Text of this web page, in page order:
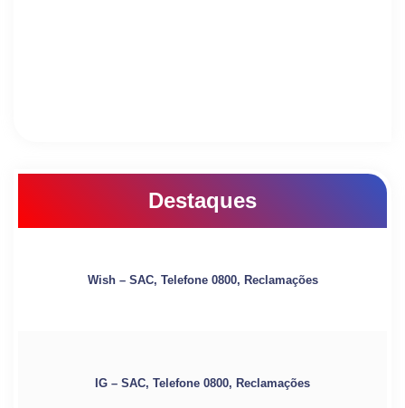
Destaques
Wish – SAC, Telefone 0800, Reclamações
IG – SAC, Telefone 0800, Reclamações